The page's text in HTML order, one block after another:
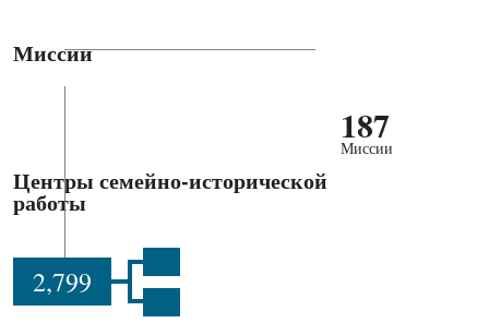
Миссии
187
Миссии
Центры семейно-исторической
работы
2,799